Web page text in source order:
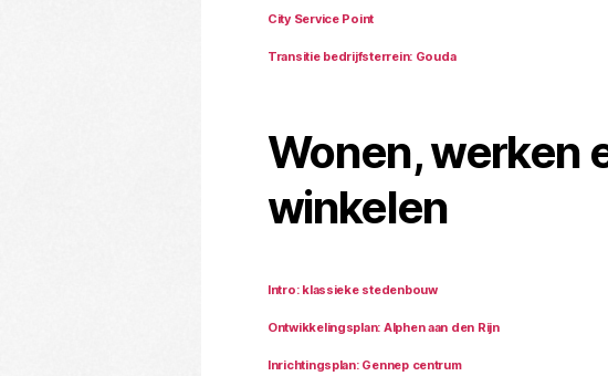
City Service Point
Transitie bedrijfsterrein: Gouda
Wonen, werken
winkelen
Intro: klassieke stedenbouw
Ontwikkelingsplan: Alphen aan den Rijn
Inrichtingsplan: Gennep centrum